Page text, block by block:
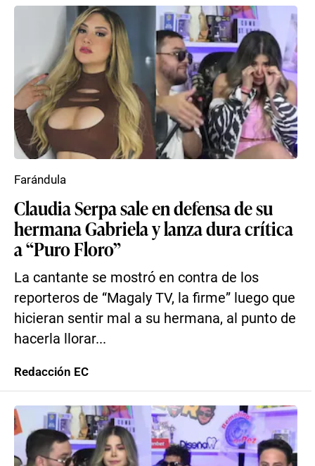
Claudia Serpa sale en defensa de su
hermana Gabriela y lanza dura crítica
a “Puro Floro”
La cantante se mostró en contra de los
reporteros de “Magaly TV, la firme” luego que
hicieran sentir mal a su hermana, al punto de
hacerla llorar...
Farándula
Redacción EC